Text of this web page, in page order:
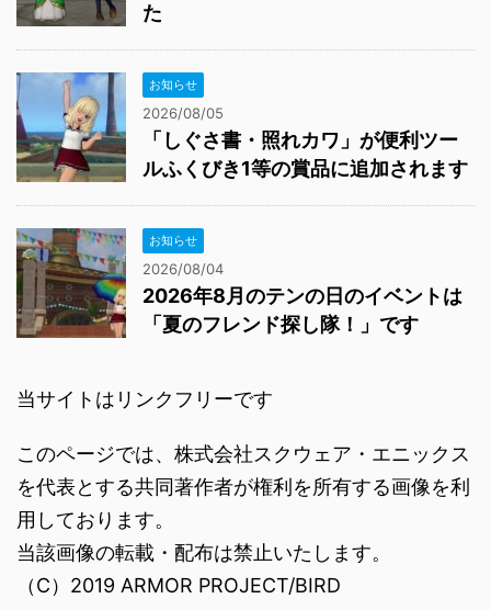
た
お知らせ
2026/08/05
「しぐさ書・照れカワ」が便利ツー
ルふくびき1等の賞品に追加されます
お知らせ
2026/08/04
2026年8月のテンの日のイベントは
「夏のフレンド探し隊！」です
当サイトはリンクフリーです
このページでは、株式会社スクウェア・エニックス
を代表とする共同著作者が権利を所有する画像を利
用しております。
当該画像の転載・配布は禁止いたします。
（C）2019 ARMOR PROJECT/BIRD